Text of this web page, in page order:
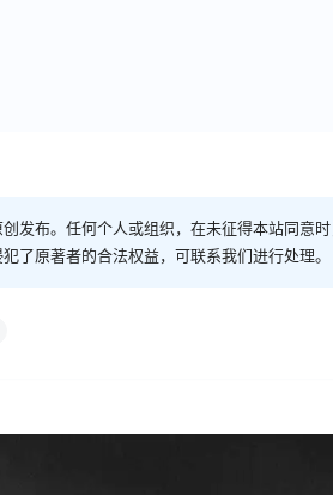
发布。任何个人或组织，在未征得本站同意
了原著者的合法权益，可联系我们进行处理。